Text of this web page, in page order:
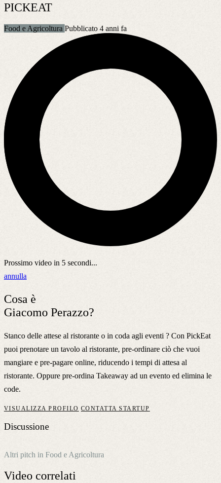
PICKEAT
Food e Agricoltura Pubblicato 4 anni fa
Prossimo video in 5 secondi...
annulla
Cosa è
Giacomo Perazzo?
Stanco delle attese al ristorante o in coda agli eventi ? Con PickEat
puoi prenotare un tavolo al ristorante, pre-ordinare ciò che vuoi
mangiare e pre-pagare online, riducendo i tempi di attesa al
ristorante. Oppure pre-ordina Takeaway ad un evento ed elimina le
code.
VISUALIZZA PROFILO CONTATTA STARTUP
Discussione
Altri pitch in Food e Agricoltura
Video correlati